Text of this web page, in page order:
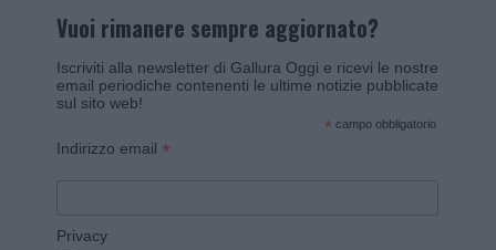
Vuoi rimanere sempre aggiornato?
Iscriviti alla newsletter di Gallura Oggi e ricevi le nostre
email periodiche contenenti le ultime notizie pubblicate
sul sito web!
* campo obbligatorio
Indirizzo email *
Privacy